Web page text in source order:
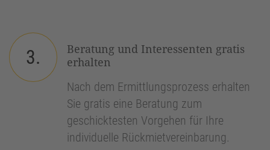
3.
Beratung und Interessenten gratis
erhalten
Nach dem Ermittlungsprozess erhalten
Sie gratis eine Beratung zum
geschicktesten Vorgehen für Ihre
individuelle Rückmietvereinbarung.